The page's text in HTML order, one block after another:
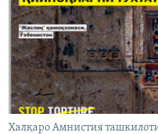
Халқаро Амнистия